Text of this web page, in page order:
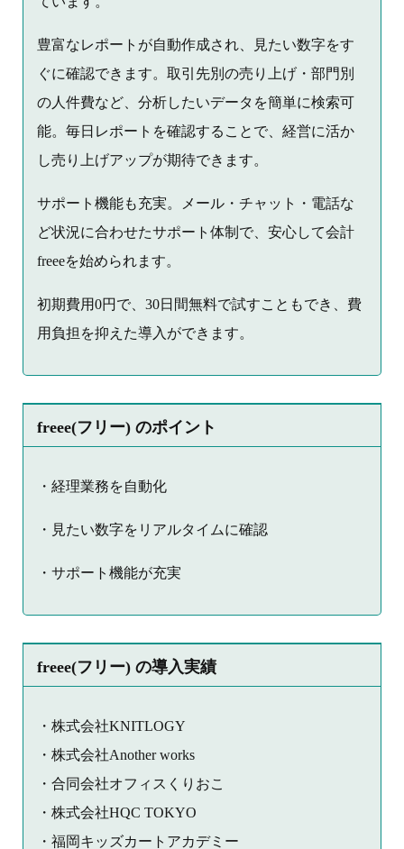
豊富なレポートが自動作成され、見たい数字をす
ぐに確認できます。取引先別の売り上げ・部門別
の人件費など、分析したいデータを簡単に検索可
能。毎日レポートを確認することで、経営に活か
し売り上げアップが期待できます。
サポート機能も充実。メール・チャット・電話な
ど状況に合わせたサポート体制で、安心して会計
freeeを始められます。
初期費用0円で、30日間無料で試すこともでき、費
用負担を抑えた導入ができます。
freee(フリー) のポイント
・経理業務を自動化
・見たい数字をリアルタイムに確認
・サポート機能が充実
freee(フリー) の導入実績
・株式会社KNITLOGY
・株式会社Another works
・合同会社オフィスくりおこ
・株式会社HQC TOKYO
・福岡キッズカートアカデミー